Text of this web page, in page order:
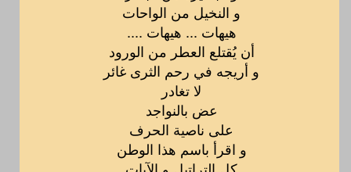
و النخيل من الواحات
هيهات ... هيهات ....
أن يُقتلع العطر من الورود
و أريجه في رحم الثرى غائر
لا تغادر
عض بالنواجد
على ناصية الحرف
و اقرأ باسم هذا الوطن
كل التراتيل و الآيات